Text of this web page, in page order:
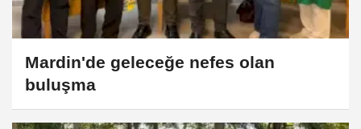
Mardin'de geleceğe nefes olan
buluşma